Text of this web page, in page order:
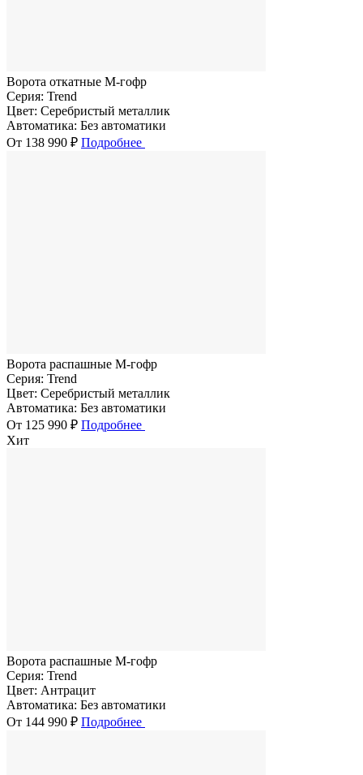
Ворота откатные M-гофр
Серия: Trend
Цвет: Серебристый металлик
Автоматика: Без автоматики
От 138 990 ₽ Подробнее
Ворота распашные M-гофр
Серия: Trend
Цвет: Серебристый металлик
Автоматика: Без автоматики
От 125 990 ₽ Подробнее
Хит
Ворота распашные M-гофр
Серия: Trend
Цвет: Антрацит
Автоматика: Без автоматики
От 144 990 ₽ Подробнее